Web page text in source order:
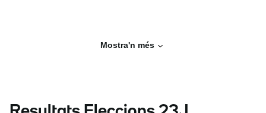
Mostra'n més